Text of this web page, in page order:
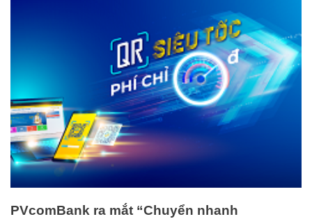
PVcomBank ra mắt “Chuyển nhanh